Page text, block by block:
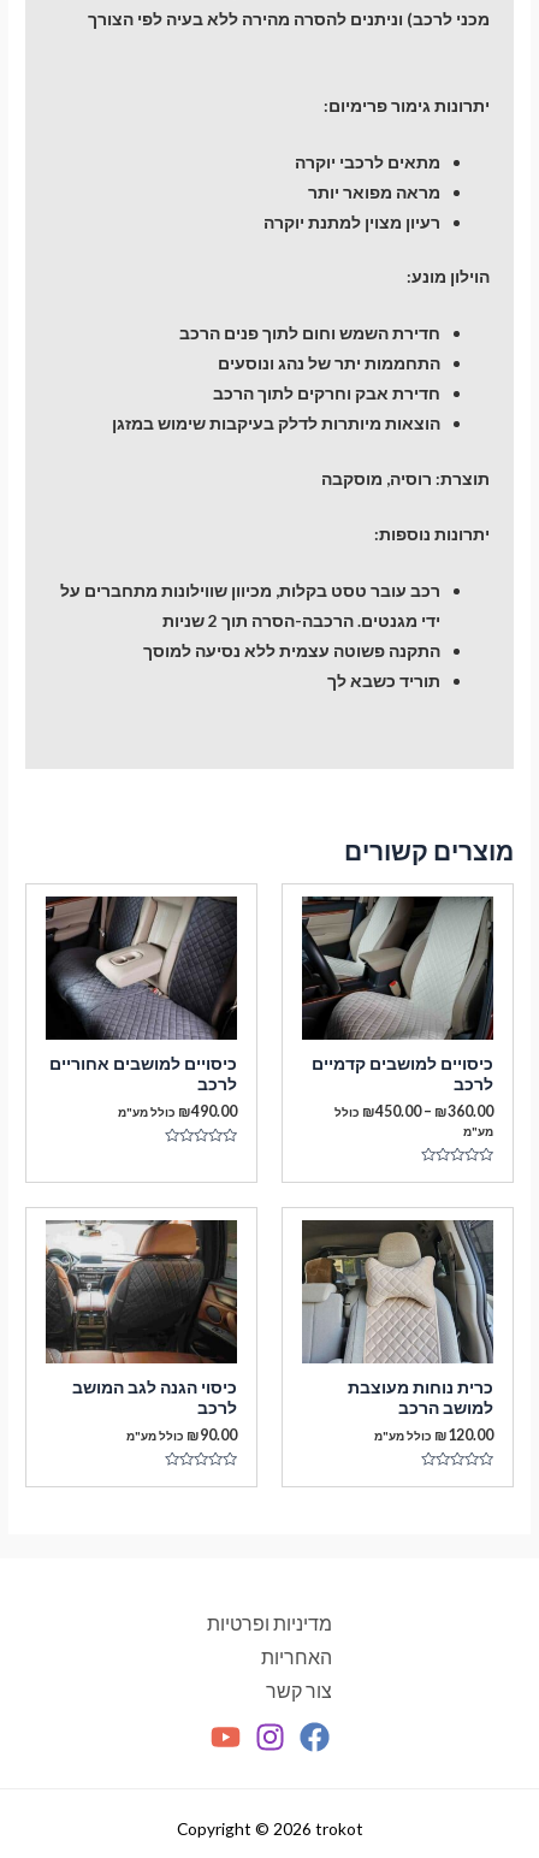
מכני לרכב) וניתנים להסרה מהירה ללא בעיה לפי הצורך
יתרונות גימור פרימיום:
מתאים לרכבי יוקרה
מראה מפואר יותר
רעיון מצוין למתנת יוקרה
הוילון מונע:
חדירת השמש וחום לתוך פנים הרכב
התחממות יתר של נהג ונוסעים
חדירת אבק וחרקים לתוך הרכב
הוצאות מיותרות לדלק בעיקבות שימוש במזגן
תוצרת: רוסיה, מוסקבה
יתרונות נוספות:
רכב עובר טסט בקלות, מכיוון שווילונות מתחברים על
ידי מגנטים. הרכבה-הסרה תוך 2 שניות
התקנה פשוטה עצמית ללא נסיעה למוסך
תוריד כשבא לך
מוצרים קשורים
כיסויים למושבים קדמיים
לרכב
₪360.00
–
₪450.00
טווח
⁦₪450.00⁩
כולל
מע"מ
כיסויים למושבים אחוריים
לרכב
₪490.00 כולל מע"מ
מתוך
כרית נוחות מעוצבת
למושב הרכב
₪120.00 כולל מע"מ
כיסוי הגנה לגב המושב
לרכב
₪90.00 כולל מע"מ
מדיניות ופרטיות
האחריות
צור קשר
Copyright © 2026 trokot